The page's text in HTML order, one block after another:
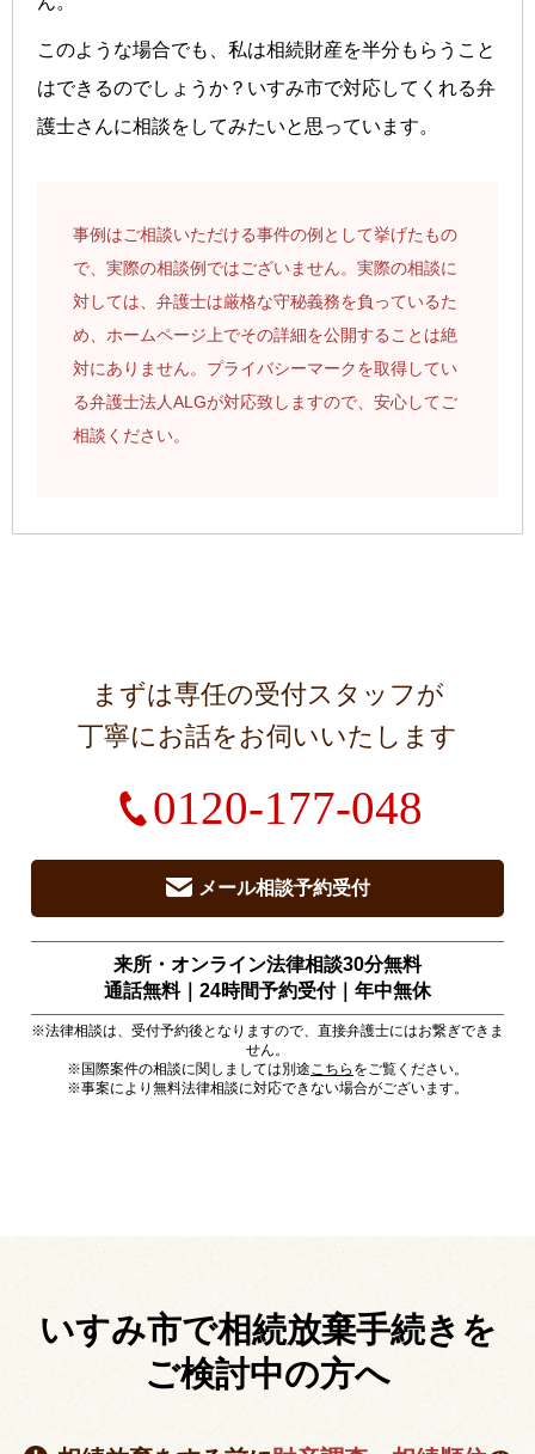
このような場合でも、私は相続財産を半分もらうこと
はできるのでしょうか？いすみ市で対応してくれる弁
護士さんに相談をしてみたいと思っています。
事例はご相談いただける事件の例として挙げたもの
で、実際の相談例ではございません。実際の相談に
対しては、弁護士は厳格な守秘義務を負っているた
め、ホームページ上でその詳細を公開することは絶
対にありません。プライバシーマークを取得してい
る弁護士法人ALGが対応致しますので、安心してご
相談ください。
まずは専任の受付スタッフが
丁寧にお話をお伺いいたします
0120-177-048
メール相談予約受付
来所・オンライン法律相談30分無料
通話無料｜24時間予約受付｜ 年中無休
※法律相談は、受付予約後となりますので、直接弁護士にはお繋ぎできま
せん。
※国際案件の相談に関しましては別途こちら をご覧ください。
※事案により無料法律相談に対応できない場合がございます。
いすみ市で相続放棄手続きを
ご検討中の方へ